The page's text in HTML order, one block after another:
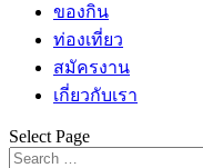
ของกิน
ท่องเที่ยว
สมัครงาน
เกี่ยวกับเรา
Select Page